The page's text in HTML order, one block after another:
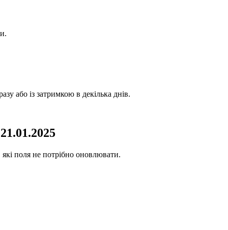
або із затримкою в декілька днів.
21.01.2025
поля не потрібно оновлювати.